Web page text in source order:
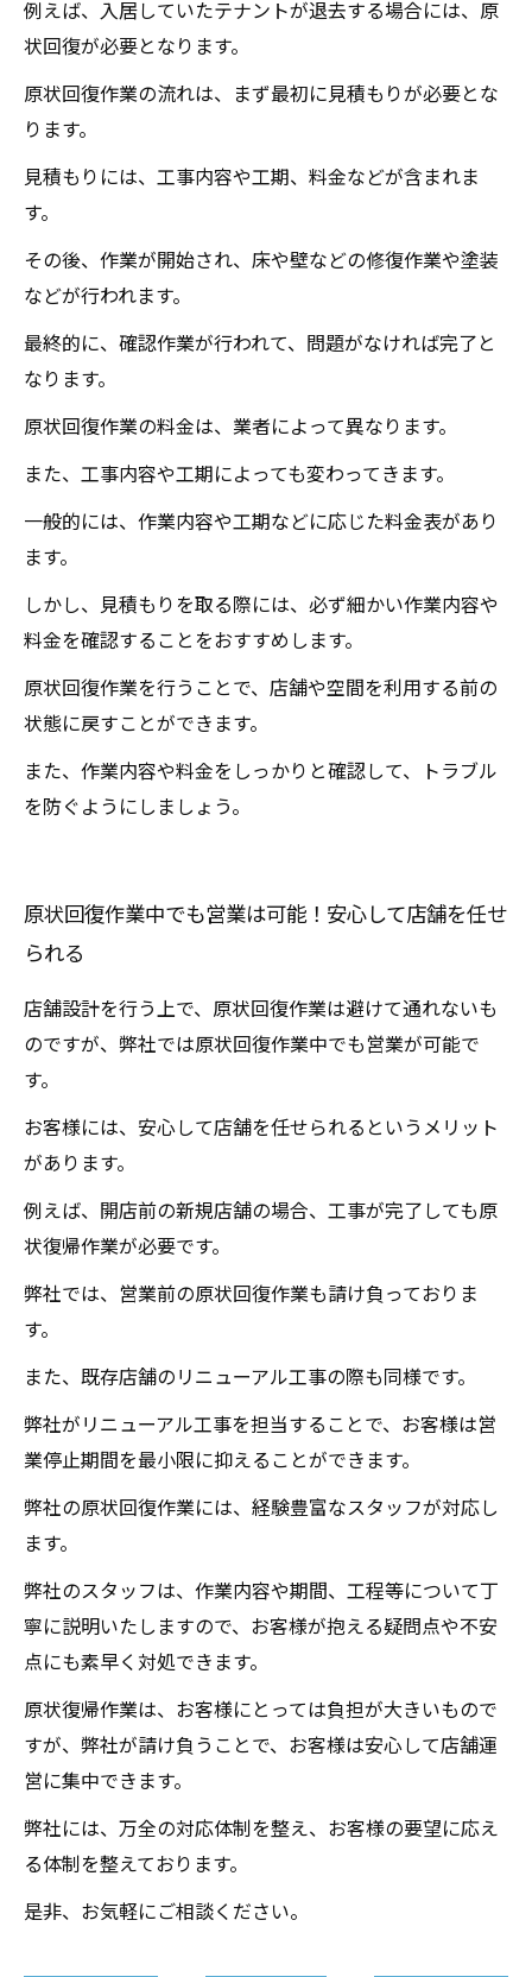
例えば、入居していたテナントが退去する場合には、原
状回復が必要となります。
原状回復作業の流れは、まず最初に見積もりが必要とな
ります。
見積もりには、工事内容や工期、料金などが含まれま
す。
その後、作業が開始され、床や壁などの修復作業や塗装
などが行われます。
最終的に、確認作業が行われて、問題がなければ完了と
なります。
原状回復作業の料金は、業者によって異なります。
また、工事内容や工期によっても変わってきます。
一般的には、作業内容や工期などに応じた料金表があり
ます。
しかし、見積もりを取る際には、必ず細かい作業内容や
料金を確認することをおすすめします。
原状回復作業を行うことで、店舗や空間を利用する前の
状態に戻すことができます。
また、作業内容や料金をしっかりと確認して、トラブル
を防ぐようにしましょう。
原状回復作業中でも営業は可能！安心して店舗を任せ
られる
店舗設計を行う上で、原状回復作業は避けて通れないも
のですが、弊社では原状回復作業中でも営業が可能で
す。
お客様には、安心して店舗を任せられるというメリット
があります。
例えば、開店前の新規店舗の場合、工事が完了しても原
状復帰作業が必要です。
弊社では、営業前の原状回復作業も請け負っておりま
す。
また、既存店舗のリニューアル工事の際も同様です。
弊社がリニューアル工事を担当することで、お客様は営
業停止期間を最小限に抑えることができます。
弊社の原状回復作業には、経験豊富なスタッフが対応し
ます。
弊社のスタッフは、作業内容や期間、工程等について丁
寧に説明いたしますので、お客様が抱える疑問点や不安
点にも素早く対処できます。
原状復帰作業は、お客様にとっては負担が大きいもので
すが、弊社が請け負うことで、お客様は安心して店舗運
営に集中できます。
弊社には、万全の対応体制を整え、お客様の要望に応え
る体制を整えております。
是非、お気軽にご相談ください。